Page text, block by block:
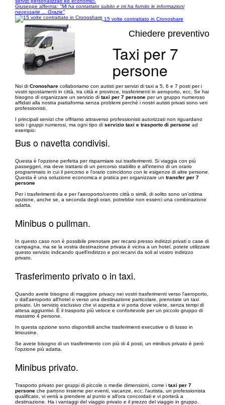
Giuseppe afferma: "Mi ha contattato subito e mi ha fornito le informazioni
necessarie ... Grazie"
15 volte contrattato in Cronoshare
1/2
Chiedere preventivo
Taxi per 7
persone
Noi di Cronoshare collaboriamo con autisti per servizi di taxi a 5, 6 e 7 posti per i
vostri spostamenti in città, tra città e province, trasferimenti in aeroporto, ecc. Se hai
bisogno di organizzare un servizio di taxi per 7 persone per un gruppo numeroso
affidati alla nostra piattaforma senza problemi perché i nostri autisti privati sono veri
professionisti.
I principali servizi che offriamo attraverso professionisti autorizzati non riguardano
solo i gruppi numerosi, ma ogni tipo di servizio taxi e trasporto di persone ad
esempio:
Bus o navetta condivisi.
Questa è l'opzione perfetta per risparmiare sui trasferimenti. Si viaggia con più
passeggeri, ma deve trattarsi di un percorso stabilito e all'interno di un orario
programmato in cui il percorso e l'orario coincidono con le esigenze di altre persone.
Questa è una soluzione economica e pratica per organizzare un transfer per 7
persone
Per i trasferimenti da e per l'aeroporto/centro città o simili, di solito sono un'ottima
opzione, anche se, a seconda degli orari, potrebbe non esserci una combinazione
adatta.
Minibus o pullman.
In questo caso non è possibile prenotare per recarsi presso indirizzi privati o case di
campagna, ma se la vostra destinazione privata è vicina a un hotel, potete utilizzare
questo servizio indicando quell'indirizzo e poi recarvi da soli al vostro indirizzo
privato.
Trasferimento privato o in taxi.
Quando avete bisogno di maggiore privacy nei vostri trasferimenti verso l'aeroporto,
o dall'aeroporto all'hotel o verso una destinazione particolare, prenotate un taxi
privato. Un servizio esclusivo che vi aspetta e vi porta dove volete, senza tempi di
attesa aggiuntivi. È il trasporto più veloce e confortevole per un piccolo gruppo di
massimo 4 persone.
In questa opzione sono disponibili anche trasferimenti executive o di lusso in
limousine.
Se avete bisogno di un trasferimento con più di 4 posti, un minibus privato è però
l'opzione più adatta.
Minibus privato.
Trasporto privato per gruppi di piccole o medie dimensioni, come i taxi per 7
persone che partono insieme per eventi, vacanze, ecc. l'autista, un professionista
qualificato, vi verrà a prendere al punto e all'ora concordati e vi porterà a
destinazione. Ha i vantaggi del viaggio privato e il prezzo del viaggio in gruppo.